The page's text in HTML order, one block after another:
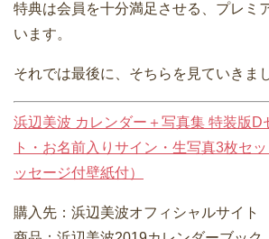
特典は会員を十分満足させる、プレミ
います。
それでは最後に、そちらを見ていきま
浜辺美波 カレンダー＋写真集 特装版D
ト・お名前入りサイン・生写真3枚セ
ッセージ付壁紙付）
購入先：浜辺美波オフィシャルサイト